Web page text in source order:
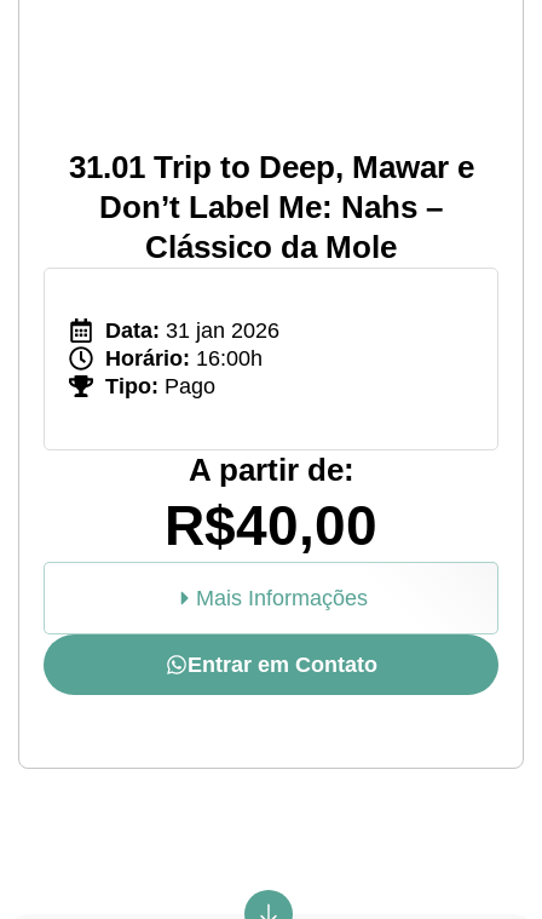
31.01 Trip to Deep, Mawar e
Don’t Label Me: Nahs –
Clássico da Mole
Data: 31 jan 2026
Horário: 16:00h
Tipo: Pago
A partir de:
R$40,00
Mais Informações
Entrar em Contato